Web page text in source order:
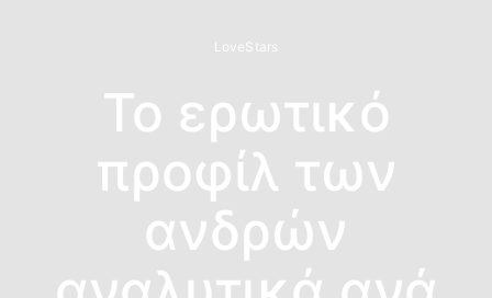
LoveStars
Το ερωτικό
προφίλ των
ανδρών